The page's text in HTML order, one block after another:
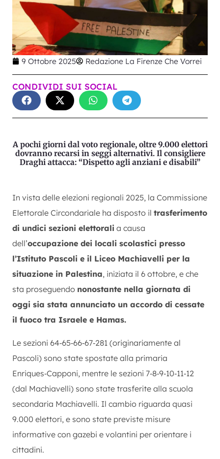
9 Ottobre 2025 Redazione La Firenze Che Vorrei
CONDIVIDI SUI SOCIAL
A pochi giorni dal voto regionale, oltre 9.000 elettori
dovranno recarsi in seggi alternativi. Il consigliere
Draghi attacca: “Dispetto agli anziani e disabili”
In vista delle elezioni regionali 2025, la Commissione
Elettorale Circondariale ha disposto il trasferimento
di undici sezioni elettorali a causa
dell’occupazione dei locali scolastici presso
l’Istituto Pascoli e il Liceo Machiavelli per la
situazione in Palestina, iniziata il 6 ottobre, e che
sta proseguendo nonostante nella giornata di
oggi sia stata annunciato un accordo di cessate
il fuoco tra Israele e Hamas.
Le sezioni 64‑65‑66‑67‑281 (originariamente al
Pascoli) sono state spostate alla primaria
Enriques‑Capponi, mentre le sezioni 7‑8‑9‑10‑11‑12
(dal Machiavelli) sono state trasferite alla scuola
secondaria Machiavelli. Il cambio riguarda quasi
9.000 elettori, e sono state previste misure
informative con gazebi e volantini per orientare i
cittadini.